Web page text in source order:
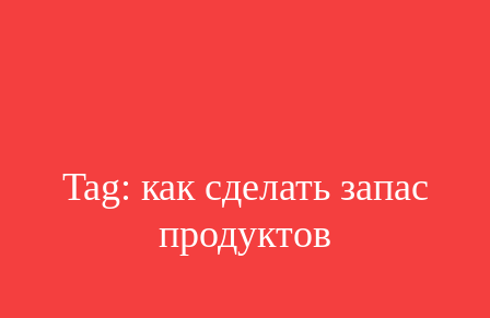
Tag: как сделать запас
продуктов